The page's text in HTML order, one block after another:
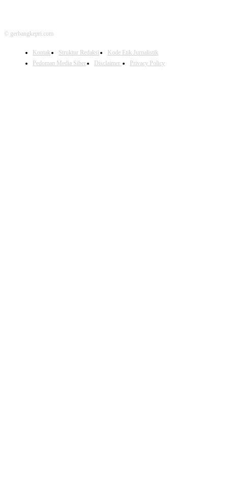
© gerbangkepri.com
Kontak Struktur Redaksi
Kode Etik Jurnalistik
Pedoman Media Siber
Disclaimer Privacy Policy